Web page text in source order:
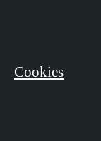
Cookies